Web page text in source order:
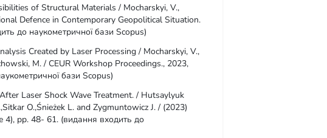
of Structural Materials / Mocharskyi, V.,
Defence in Contemporary Geopolitical Situation.
до наукометричної бази Scopus)
Created by Laser Processing / Mocharskyi, V.,
M. / CEUR Workshop Proceedings., 2023,
бази Scopus)
Laser Shock Wave Treatment. / Hutsaylyuk
O.,Śnieżek L. and Zygmuntowicz J. / (2023)
4), pp. 48- 61. (видання входить до